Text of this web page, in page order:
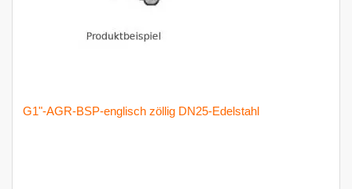
G1"-AGR-BSP-englisch zöllig DN25-Edelstahl